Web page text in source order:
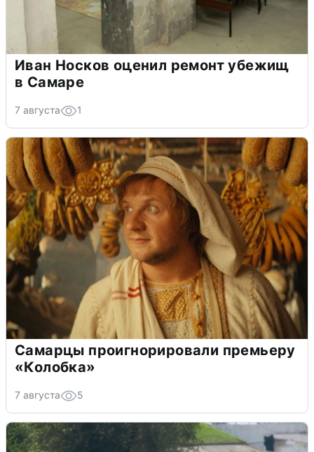
Иван Носков оценил ремонт убежищ
в Самаре
7 августа 1
Самарцы проигнорировали премьеру
«Колобка»
7 августа 5